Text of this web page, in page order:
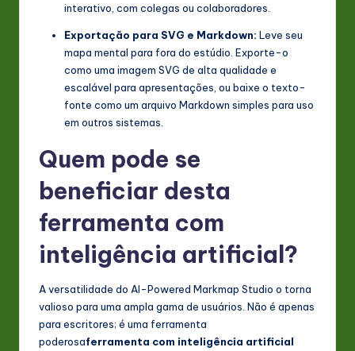
interativo, com colegas ou colaboradores.
Exportação para SVG e Markdown: Leve seu
mapa mental para fora do estúdio. Exporte-o
como uma imagem SVG de alta qualidade e
escalável para apresentações, ou baixe o texto-
fonte como um arquivo Markdown simples para uso
em outros sistemas.
Quem pode se
beneficiar desta
ferramenta com
inteligência artificial?
A versatilidade do AI-Powered Markmap Studio o torna
valioso para uma ampla gama de usuários. Não é apenas
para escritores; é uma ferramenta
poderosaferramenta com inteligência artificial